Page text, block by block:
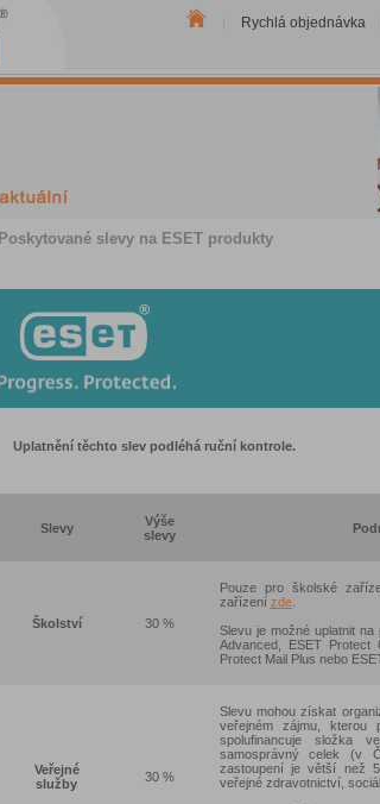
Rychlá objednávka
Poskytované slevy na ESET produkty
Uplatnění těchto slev podléhá ruční kontrole.
Slevy
Výše
slevy
Školství 30 %
Pouze pro školské
zařízení zde.
Slevu je možné uplatnit
Advanced, ESET Protect
Protect Mail Plus nebo
Veřejné
služby
30 %
Slevu mohou získat
veřejném zájmu, kterou
spolufinancuje složka
samosprávný celek (v
zastoupení je větší než
veřejné zdravotnictví,